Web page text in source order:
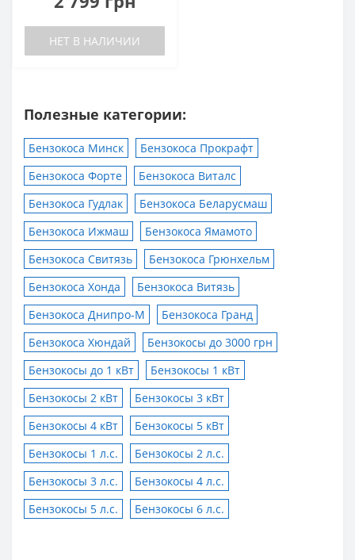
НЕТ В НАЛИЧИИ
Полезные категории:
Бензокоса Минск
Бензокоса Прокрафт
Бензокоса Форте
Бензокоса Виталс
Бензокоса Гудлак
Бензокоса Беларусмаш
Бензокоса Ижмаш
Бензокоса Ямамото
Бензокоса Свитязь
Бензокоса Грюнхельм
Бензокоса Хонда
Бензокоса Витязь
Бензокоса Днипро-М
Бензокоса Гранд
Бензокоса Хюндай
Бензокосы до 3000 грн
Бензокосы до 1 кВт
Бензокосы 1 кВт
Бензокосы 2 кВт
Бензокосы 3 кВт
Бензокосы 4 кВт
Бензокосы 5 кВт
Бензокосы 1 л.с.
Бензокосы 2 л.с.
Бензокосы 3 л.с.
Бензокосы 4 л.с.
Бензокосы 5 л.с.
Бензокосы 6 л.с.